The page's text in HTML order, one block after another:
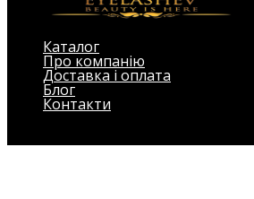
Каталог
Про компанію
Доставка і оплата
Блог
Контакти